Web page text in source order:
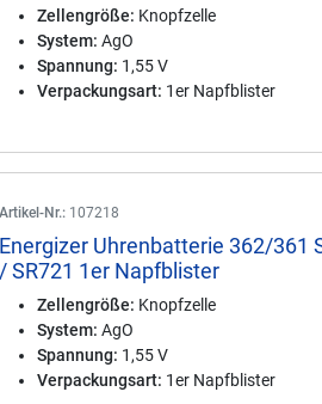
Zellengröße: Knopfzelle
System: AgO
Spannung: 1,55 V
Verpackungsart: 1er Napfblister
Artikel-Nr.: 107218
Energizer Uhrenbatterie 362/361
/ SR721 1er Napfblister
Zellengröße: Knopfzelle
System: AgO
Spannung: 1,55 V
Verpackungsart: 1er Napfblister